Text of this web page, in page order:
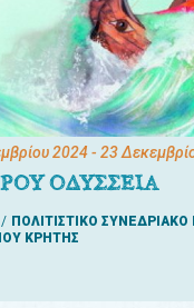
2024- 23
ΟΔΥΣΣΕΙΑ
ΠΟΛΙΤΙΣΤΙΚΟ
ΚΡΗΤΗΣ